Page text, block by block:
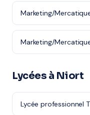
Marketing/
Marketing/
Lycées à Niort
Lycée professionnel